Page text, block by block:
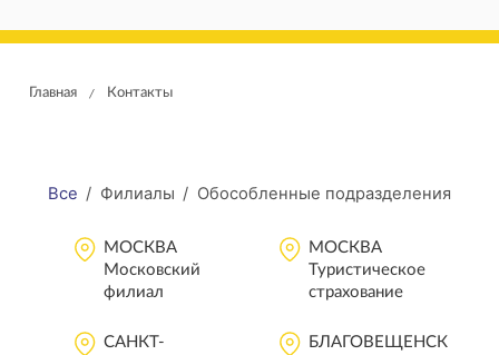
Главная / Контакты
Все Филиалы Обособленные подразделения
МОСКВА
Московский
филиал
МОСКВА
Туристическое
страхование
САНКТ-
БЛАГОВЕЩЕНСК